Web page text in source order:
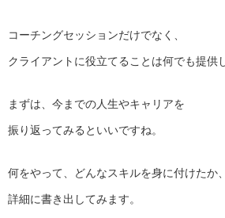
コーチングセッションだけでなく、
クライアントに役立てることは何でも提供
まずは、今までの人生やキャリアを
振り返ってみるといいですね。
何をやって、どんなスキルを身に付けたか、
詳細に書き出してみます。